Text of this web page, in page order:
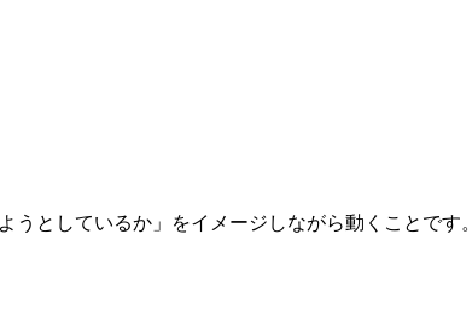
としているか」をイメージしながら動くことです。